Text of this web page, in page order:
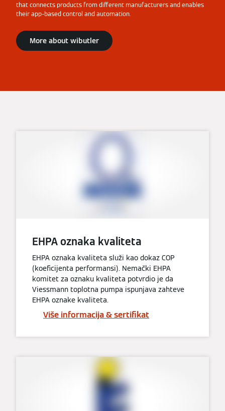
that connects products from different manufacturers and enables
their app-based control and automation.
More about wibutler
EHPA oznaka kvaliteta
EHPA oznaka kvaliteta služi kao dokaz COP
(koeficijenta performansi). Nemački EHPA
komitet za oznaku kvaliteta potvrdio je da
Viessmann toplotna pumpa ispunjava zahteve
EHPA oznake kvaliteta.
Više informacija & sertifikat